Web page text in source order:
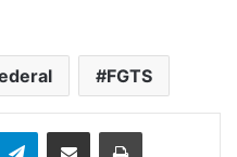
FGTS
TelegramCompartilhar via e-mail Imprimir